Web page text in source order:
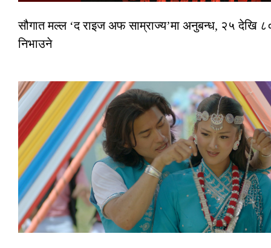
सौगात मल्ल ‘द राइज अफ साम्राज्य’मा अनुबन्ध, २५ देखि
निभाउने